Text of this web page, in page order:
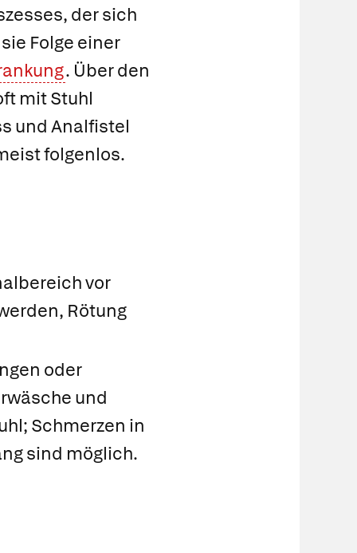
der sich
Folge einer
. Über den
mit Stuhl
und Analfistel
folgenlos.
vor
Rötung
oder
und
Schmerzen in
sind möglich.